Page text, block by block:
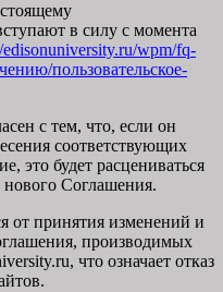
в силу с момента
edisonuniversity.ru/wpm/fq-
пользовательское-
с тем, что, если он
соответствующих
это будет расцениваться
нового Соглашения.
от принятия изменений и
производимых
, что означает отказ